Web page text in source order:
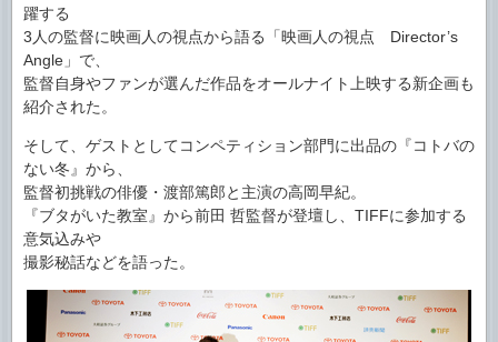
躍する
3人の監督に映画人の視点から語る「映画人の視点 Director’s
Angle」で、
監督自身やファンが選んだ作品をオールナイト上映する新企画も
紹介された。
そして、ゲストとしてコンペティション部門に出品の『コトバの
ない冬』から、
監督初挑戦の俳優・渡部篤郎と主演の高岡早紀。
『ブタがいた教室』から前田 哲監督が登壇し、TIFFに参加する
意気込みや
撮影秘話などを語った。